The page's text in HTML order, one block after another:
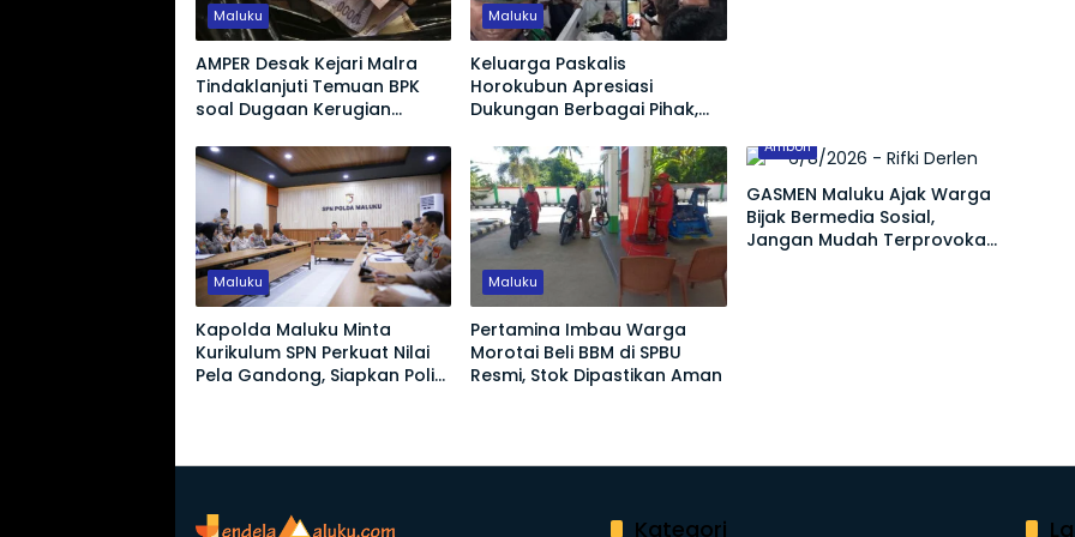
Maluku
AMPER Desak Kejari Malra
Tindaklanjuti Temuan BPK
soal Dugaan Kerugian
Langgur
Maluku
Keluarga Paskalis
Horokubun Apresiasi
Dukungan Berbagai Pihak,
Korban Tetap Terjamin
Maluku
Kapolda Maluku Minta
Kurikulum SPN Perkuat Nilai
Pela Gandong, Siapkan Polisi
Maluku
Pertamina Imbau Warga
Morotai Beli BBM di SPBU
Resmi, Stok Dipastikan Aman
Ambon
GASMEN Maluku Ajak Warga
Bijak Bermedia Sosial,
Jangan Mudah Terprovokasi
Kategori